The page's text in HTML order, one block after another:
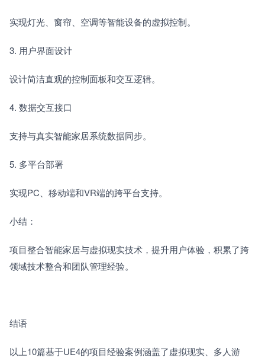
实现灯光、窗帘、空调等智能设备的虚拟控制。
3. 用户界面设计
设计简洁直观的控制面板和交互逻辑。
4. 数据交互接口
支持与真实智能家居系统数据同步。
5. 多平台部署
实现PC、移动端和VR端的跨平台支持。
小结：
项目整合智能家居与虚拟现实技术，提升用户体验，积累了跨
领域技术整合和团队管理经验。
结语
以上10篇基于UE4的项目经验案例涵盖了虚拟现实、多人游